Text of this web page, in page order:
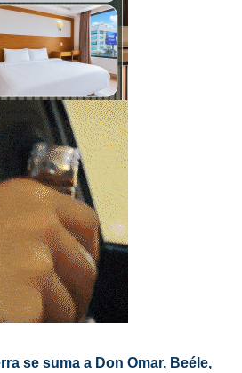
se suma a Don Omar, Beéle,